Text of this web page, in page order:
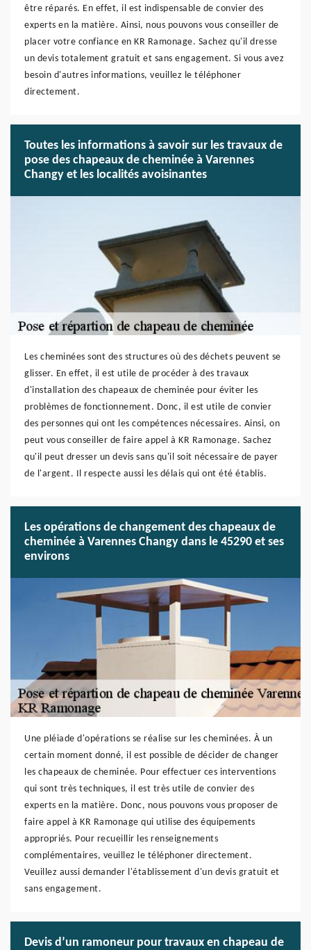
être réparés. En effet, il est indispensable de convier des
experts en la matière. Ainsi, nous pouvons vous conseiller de
placer votre confiance en KR Ramonage. Sachez qu'il dresse
un devis totalement gratuit et sans engagement. Si vous avez
besoin d'autres informations, veuillez le téléphoner
directement.
Toutes les informations à savoir sur les travaux de
pose des chapeaux de cheminée à Varennes
Changy et les localités avoisinantes
Les cheminées sont des structures où des déchets peuvent se
glisser. En effet, il est utile de procéder à des travaux
d'installation des chapeaux de cheminée pour éviter les
problèmes de fonctionnement. Donc, il est utile de convier
des personnes qui ont les compétences nécessaires. Ainsi, on
peut vous conseiller de faire appel à KR Ramonage. Sachez
qu'il peut dresser un devis sans qu'il soit nécessaire de payer
de l'argent. Il respecte aussi les délais qui ont été établis.
Les opérations de changement des chapeaux de
cheminée à Varennes Changy dans le 45290 et ses
environs
Une pléiade d'opérations se réalise sur les cheminées. À un
certain moment donné, il est possible de décider de changer
les chapeaux de cheminée. Pour effectuer ces interventions
qui sont très techniques, il est très utile de convier des
experts en la matière. Donc, nous pouvons vous proposer de
faire appel à KR Ramonage qui utilise des équipements
appropriés. Pour recueillir les renseignements
complémentaires, veuillez le téléphoner directement.
Veuillez aussi demander l'établissement d'un devis gratuit et
sans engagement.
Devis d’un ramoneur pour travaux en chapeau de